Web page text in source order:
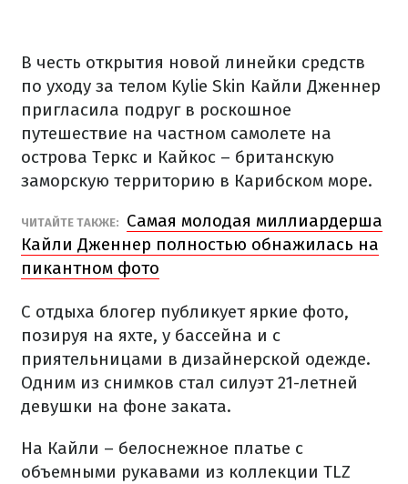
В честь открытия новой линейки средств
по уходу за телом Kylie Skin Кайли Дженнер
пригласила подруг в роскошное
путешествие на частном самолете на
острова Теркс и Кайкос – британскую
заморскую территорию в Карибском море.
ЧИТАЙТЕ ТАКЖЕ:
Самая молодая миллиардерша
Кайли Дженнер полностью обнажилась на
пикантном фото
С отдыха блогер публикует яркие фото,
позируя на яхте, у бассейна и с
приятельницами в дизайнерской одежде.
Одним из снимков стал силуэт 21-летней
девушки на фоне заката.
На Кайли – белоснежное платье с
объемными рукавами из коллекции TLZ